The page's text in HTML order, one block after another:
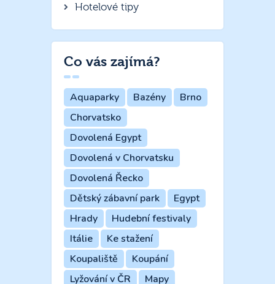
Hotelové tipy
Co vás zajímá?
Aquaparky Bazény
Brno
Chorvatsko
Dovolená Egypt
Dovolená v Chorvatsku
Dovolená Řecko
Dětský zábavní park
Egypt
Hrady
Hudební festivaly
Itálie
Ke stažení
Koupaliště
Koupání
Lyžování v ČR
Mapy